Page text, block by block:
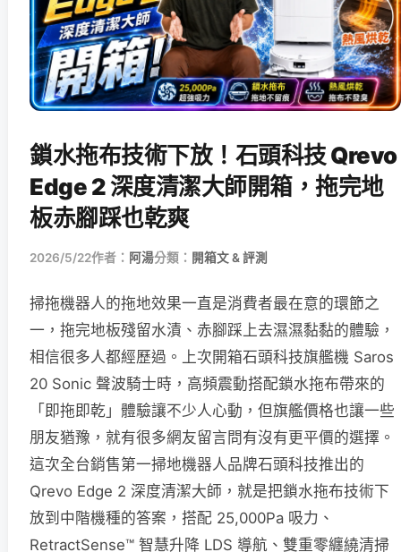
鎖水拖布技術下放！石頭科技 Qrevo
Edge 2 深度清潔大師開箱，拖完地
板赤腳踩也乾爽
2026/5/22作者： 阿湯分類： 開箱文 & 評測
掃拖機器人的拖地效果一直是消費者最在意的環節之
一，拖完地板殘留水漬、赤腳踩上去濕濕黏黏的體驗，
相信很多人都經歷過。上次開箱石頭科技旗艦機 Saros
20 Sonic 聲波騎士時，高頻震動搭配鎖水拖布帶來的
「即拖即乾」體驗讓不少人心動，但旗艦價格也讓一些
朋友猶豫，就有很多網友留言問有沒有更平價的選擇。
這次全台銷售第一掃地機器人品牌石頭科技推出的
Qrevo Edge 2 深度清潔大師，就是把鎖水拖布技術下
放到中階機種的答案，搭配 25,000Pa 吸力、
RetractSense™ 智慧升降 LDS 導航、雙重零纏繞清掃